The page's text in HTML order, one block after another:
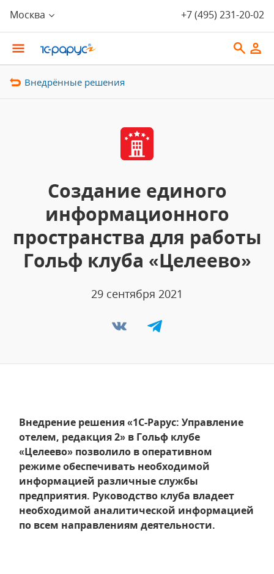
Москва +7 (495) 231-20-02
Внедрённые решения
Создание единого
информационного
пространства для работы
Гольф клуба «Целеево»
29 сентября 2021
Внедрение решения «1С-Рарус: Управление
отелем, редакция 2» в Гольф клубе
«Целеево» позволило в оперативном
режиме обеспечивать необходимой
информацией различные службы
предприятия. Руководство клуба владеет
необходимой аналитической информацией
по всем направлениям деятельности.